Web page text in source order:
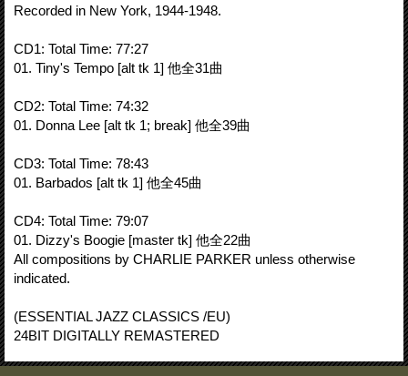
Recorded in New York, 1944-1948.
CD1: Total Time: 77:27
01. Tiny's Tempo [alt tk 1] 他全31曲
CD2: Total Time: 74:32
01. Donna Lee [alt tk 1; break] 他全39曲
CD3: Total Time: 78:43
01. Barbados [alt tk 1] 他全45曲
CD4: Total Time: 79:07
01. Dizzy's Boogie [master tk] 他全22曲
All compositions by CHARLIE PARKER unless otherwise
indicated.
(ESSENTIAL JAZZ CLASSICS /EU)
24BIT DIGITALLY REMASTERED